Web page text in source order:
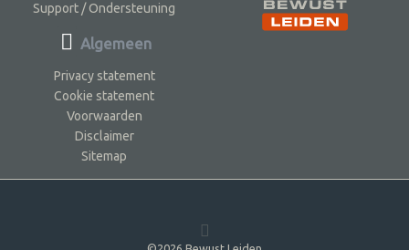
Support / Ondersteuning
Algemeen
Privacy statement
Cookie statement
Voorwaarden
Disclaimer
Sitemap